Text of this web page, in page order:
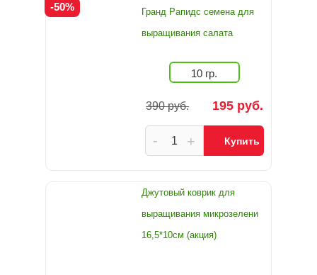
Гранд Рапидс семена для
выращивания салата
-50%
10 гр.
390 руб. 195 руб.
+
- Купить
Джутовый коврик для
выращивания микрозелени
16,5*10см (акция)